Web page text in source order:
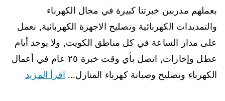
بعملهم مدربين خبرتنا كبيرة في مجال الكهرباء
والتمديدات الكهربائية وتصليح الاجهزة الكهربائية, نعمل
على مدار الساعة في كل مناطق الكويت, ولا يوجد أيام
عطل وإجازات, اتصل بأي وقت خبرة ٢٥ عام في أعمال
الكهرباء وتصليح وصيانة كهرباء المنازل… اقرأ المزيد